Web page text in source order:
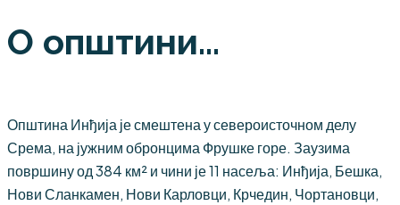
О општини...
Општина Инђија је смештена у североисточном делу
Срема, на јужним обронцима Фрушке горе. Заузима
површину од 384 км² и чини је 11 насеља: Инђија, Бешка,
Нови Сланкамен, Нови Карловци, Крчедин, Чортановци,